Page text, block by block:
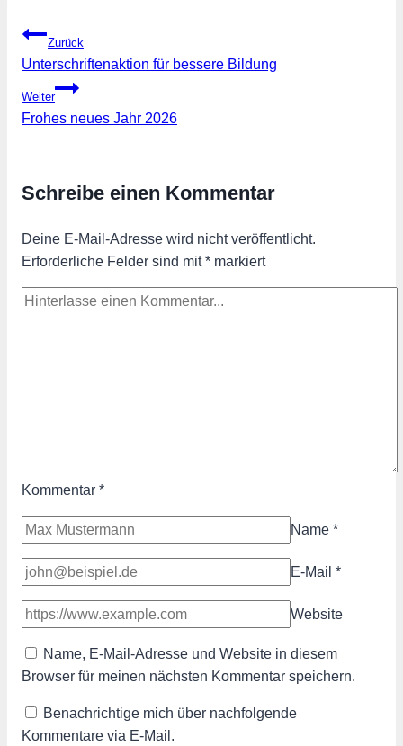
Beitragsnavigation
Zurück
Unterschriftenaktion für bessere Bildung
Weiter
Frohes neues Jahr 2026
Schreibe einen Kommentar
Deine E-Mail-Adresse wird nicht veröffentlicht.
Erforderliche Felder sind mit* markiert
Kommentar *
Name *
E-Mail *
Website
Name, E-Mail-Adresse und Website in diesem
Browser für meinen nächsten Kommentar speichern.
Benachrichtige mich über nachfolgende
Kommentare via E-Mail.